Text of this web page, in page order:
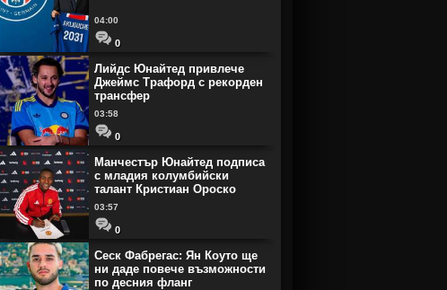
04:00
0
Лийдс Юнайтед привлече
Джеймс Трафорд с рекорден
трансфер
03:58
0
Манчестър Юнайтед подписа
с младия колумбийски
талант Кристиан Ороско
03:57
0
Сеск Фабрегас: Ян Коуто ще
ни даде повече възможности
по десния фланг